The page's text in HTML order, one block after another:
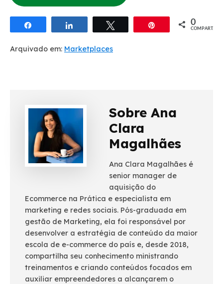
Compartilhar Compartilhar 0
COMPART.
Arquivado em: Marketplaces
Sobre Ana
Clara
Magalhães
Ana Clara Magalhães é
senior manager de
aquisição do
Ecommerce na Prática e especialista em
marketing e redes sociais. Pós-graduada em
gestão de Marketing, ela foi responsável por
desenvolver a estratégia de conteúdo da maior
escola de e-commerce do país e, desde 2018,
compartilha seu conhecimento ministrando
treinamentos e criando conteúdos focados em
auxiliar empreendedores a alcançarem o